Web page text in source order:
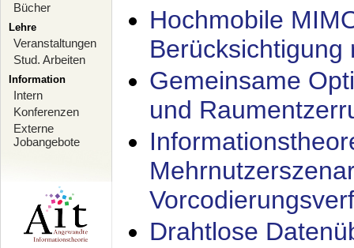
Bücher
Lehre
Veranstaltungen
Stud. Arbeiten
Information
Intern
Konferenzen
Externe
Jobangebote
Hochmobile
Berücksichtigung
Gemeinsame
und
Drahtlose